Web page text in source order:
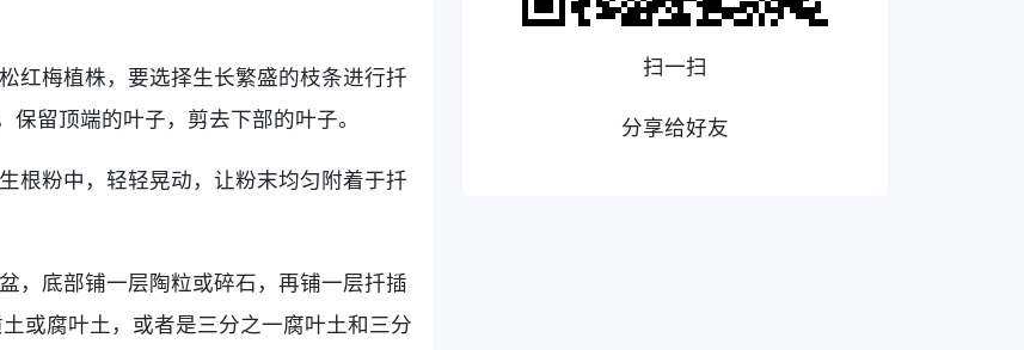
红梅植株，要选择生长繁盛的枝条进行扦
留顶端的叶子，剪去下部的叶子。
根粉中，轻轻晃动，让粉末均匀附着于扦
，底部铺一层陶粒或碎石，再铺一层扦插
或腐叶土，或者是三分之一腐叶土和三分
扫一扫
分享给好友